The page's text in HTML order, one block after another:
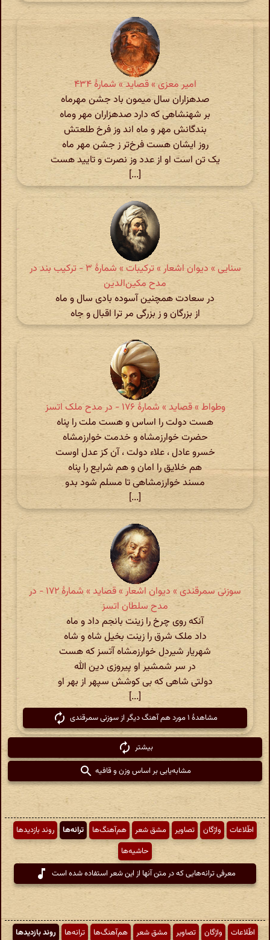
امیر معزی » قصاید » شمارهٔ ۴۳۴
صدهزاران سال میمون باد جشن مهرماه
بر شهنشاهی که دارد صدهزاران مهر وماه
بندگانش مهر و ماه اند وز فرخ طلعتش
روز ایشان هست فرخ‌تر ز جشن مهر ماه
یک تن است او از عدد وز نصرت و تایید هست
[...]
سنایی » دیوان اشعار » ترکیبات » شمارهٔ ۳ - ترکیب بند در
مدح مکین‌الدین
در سعادت همچنین آسوده بادی سال و ماه
از بزرگان و ز بزرگی مر ترا اقبال و جاه
وطواط » قصاید » شمارهٔ ۱۷۶ - در مدح ملک اتسز
هست دولت را اساس و هست ملت را پناه
حضرت خوارزمشاه و خدمت خوارزمشاه
خسرو عادل ، علاء دولت ، آن کز عدل اوست
هم خلایق را امان و هم شرایع را پناه
مسند خوارزمشاهی تا مسلم شود بدو
[...]
سوزنی سمرقندی » دیوان اشعار » قصاید » شمارهٔ ۱۷۲ - در
مدح سلطان اتسز
آنکه روی چرخ را زینت بانجم داد و ماه
داد ملک شرق را زینت بخیل شاه و شاه
شهریار شیردل خوارزمشاه آتسز که هست
در سر شمشیر او پیروزی دین الله
دولتی شاهی که بی کوشش سپهر از بهر او
[...]
مشاهدهٔ ۱ مورد هم آهنگ دیگر از سوزنی سمرقندی
بیشتر
مشابه‌یابی بر اساس وزن و قافیه
اطّلاعات واژگان تصاویر مشق شعر هم‌آهنگ‌ها ترانه‌ها
روند بازدیدها
حاشیه‌ها
معرفی ترانه‌هایی که در متن آنها از این شعر استفاده شده است
اطّلاعات واژگان تصاویر مشق شعر هم‌آهنگ‌ها ترانه‌ها
روند بازدیدها